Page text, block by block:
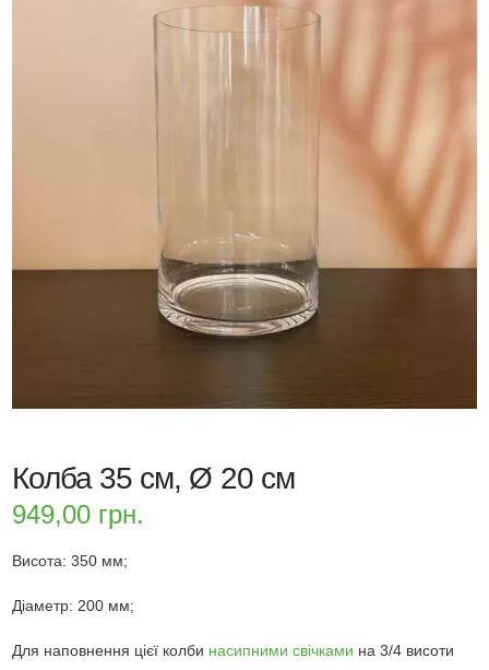
Колба 35 см, Ø 20 см
949,00 грн.
Висота: 350 мм;
Діаметр: 200 мм;
Для наповнення цієї колби насипними свічками на 3/4 висоти